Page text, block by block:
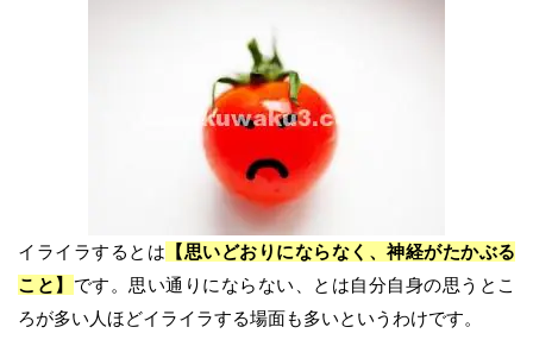
イライラするとは 【思いどおりにならなく、神経がたかぶる
こと】 です。思い通りにならない、とは自分自身の思うとこ
ろが多い人ほどイライラする場面も多いというわけです。